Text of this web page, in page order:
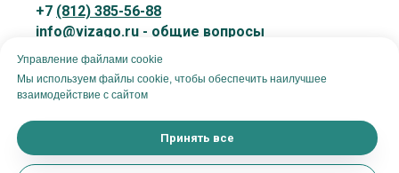
+7 (812) 385-56-88
info@vizago.ru - общие вопросы
vo@vizago.ru - вопросы по визовой
поддержке
Управление файлами cookie
Мы используем файлы cookie, чтобы обеспечить наилучшее
взаимодействие с сайтом
Принять все